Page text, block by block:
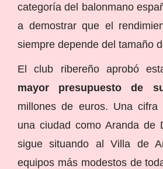
categoría del balonmano
a demostrar que el
siempre depende del tamaño
El club ribereño aprobó
mayor presupuesto de
millones de euros. Una cifra
una ciudad como Aranda de
sigue situando al Villa de
equipos más modestos de